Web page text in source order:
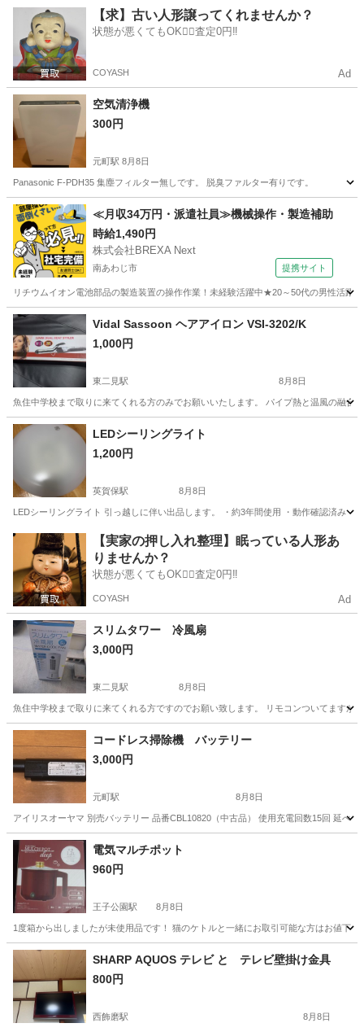
美方郡 香住駅 家電
【求】古い人形譲ってくれませんか？
状態が悪くてもOK🙆‍♀️査定0円‼️
COYASH Ad
空気清浄機
300円
元町駅 8月8日
Panasonic F-PDH35 集塵フィルター無しです。 脱臭ファルター有りです。
兵庫 神戸市 元町駅 季節、空調家電 PDH
≪月収34万円・派遣社員≫機械操作・製造補助
時給1,490円
株式会社BREXA Next
南あわじ市 提携サイト
リチウムイオン電池部品の製造装置の操作作業！未経験活躍中★20～50代の男性活
兵庫 南あわじ市Vidal Sassoon ヘアアイロン VSI-3202/K
1,000円
東二見駅 8月8日
魚住中学校まで取りに来てくれる方のみでお願いいたします。 パイプ熱と温風の融
兵庫 明石市 美容家電
LEDシーリングライト
1,200円
英賀保駅 8月8日
LEDシーリングライト 引っ越しに伴い出品します。 ・約3年間使用 ・動作確認済み
兵庫 姫路市 英賀保駅 生活家電
【実家の押し入れ整理】眠っている人形あ
りませんか？
状態が悪くてもOK🙆‍♀️査定0円‼️
COYASH Ad
スリムタワー 冷風扇
3,000円
東二見駅 8月8日
魚住中学校まで取りに来てくれる方ですのでお願い致します。 リモコンついてます
兵庫 明石市 東二見駅 季節、空調家電
コードレス掃除機 バッテリー
3,000円
元町駅 8月8日
アイリスオーヤマ 別売バッテリー 品番CBL10820（中古品） 使用充電回数15回 延べ
兵庫 神戸市 元町駅 生活家電
電気マルチポット
960円
王子公園駅 8月8日
1度箱から出しましたが未使用品です！ 猫のケトルと一緒にお取引可能な方はお値下げ
兵庫 神戸市 キッチン家電SHARP AQUOS テレビ と テレビ壁掛け金具
800円
西飾磨駅 8月8日